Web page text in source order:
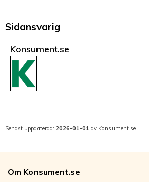
Sidansvarig
Konsument.se
Senast uppdaterad: 2026-01-01 av Konsument.se
Om Konsument.se